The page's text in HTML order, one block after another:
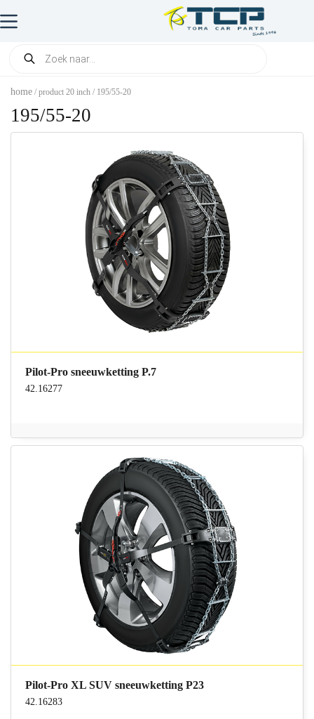
home / product 20 inch / 195/55-20
195/55-20
Pilot-Pro sneeuwketting P.7
42.16277
Pilot-Pro XL SUV sneeuwketting P23
42.16283